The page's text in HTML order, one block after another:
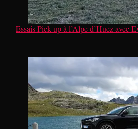
Essais Pick-up à l’Alpe d’Huez avec